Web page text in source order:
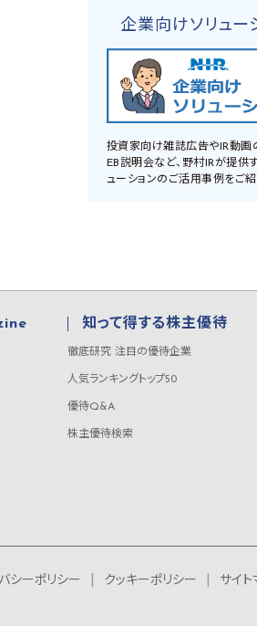
企業向けソリュー
投資家向け雑誌広告やIR動画
EB説明会など、野村IRが提供
ューションのご活用事例をご紹
知って得する株主優待
徹底研究 注目の優待企業
人気ランキングトップ50
優待Q&A
株主優待検索
シーポリシー クッキーポリシー
サイト